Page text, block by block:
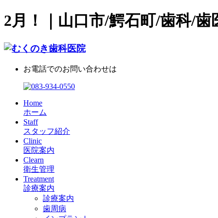
2月！｜山口市/鰐石町/歯科/歯
お電話でのお問い合わせは
Home
ホーム
Staff
スタッフ紹介
Clinic
医院案内
Clearn
衛生管理
Treatment
診療案内
診療案内
歯周病